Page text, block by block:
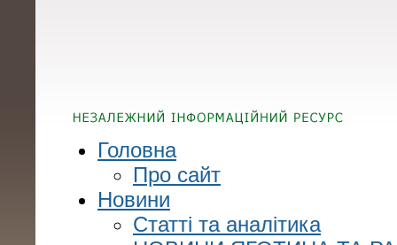
Головна
Про сайт
Новини
Статті та аналітика